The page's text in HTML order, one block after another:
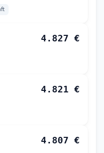
4.827 €
4.821 €
4.807 €